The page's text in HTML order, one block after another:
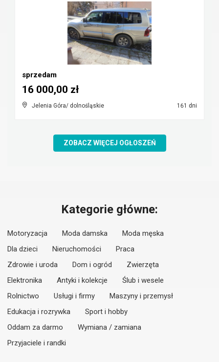
sprzedam
Jelenia Góra/ dolnośląskie 161 dni
16 000,00 zł
ZOBACZ WIĘCEJ OGŁOSZEŃ
Kategorie główne:
Motoryzacja Moda damska
Moda męska
Dla dzieci
Nieruchomości
Praca
Zdrowie i uroda
Dom i ogród
Zwierzęta
Elektronika
Antyki i kolekcje
Ślub i wesele
Rolnictwo
Usługi i firmy
Maszyny i przemysł
Edukacja i rozrywka
Sport i hobby
Oddam za darmo
Wymiana / zamiana
Przyjaciele i randki